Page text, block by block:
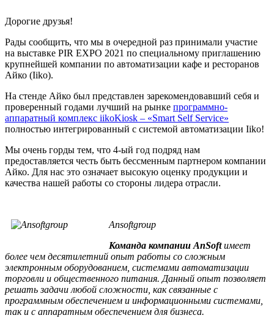
Дорогие друзья!
Рады сообщить, что мы в очередной раз принимали участие
на выставке PIR EXPO 2021 по специальному приглашению
крупнейшей компании по автоматизации кафе и ресторанов
Айко (Iiko).
На стенде Айко был представлен зарекомендовавший себя и
проверенный годами лучший на рынке программно-
аппаратный комплекс iikoKiosk – «Smart Self Service»
полностью интегрированный с системой автоматизации Iiko!
Мы очень горды тем, что 4-ый год подряд нам
предоставляется честь быть бессменным партнером компании
Айко. Для нас это означает высокую оценку продукции и
качества нашей работы со стороны лидера отрасли.
Ansoftgroup
Команда компании AnSoftимеет
более чем десятилетний опыт работы со сложным
электронным оборудованием, системами автоматизации
торговли и общественного питания. Данный опыт позволяет
решать задачи любой сложности, как связанные с
программным обеспечением и информационными системами,
так и с аппаратным обеспечением для бизнеса.